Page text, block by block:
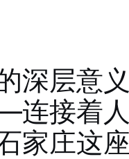
深层意
接着
家庄这